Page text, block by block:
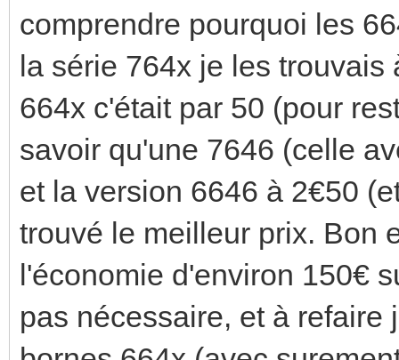
comprendre pourquoi les
la série 764x je les
664x c'était par 50 (pour
savoir qu'une 7646 (celle
et la version 6646 à 2€50
trouvé le meilleur prix. Bon
l'économie d'environ 150€
pas nécessaire, et à refaire